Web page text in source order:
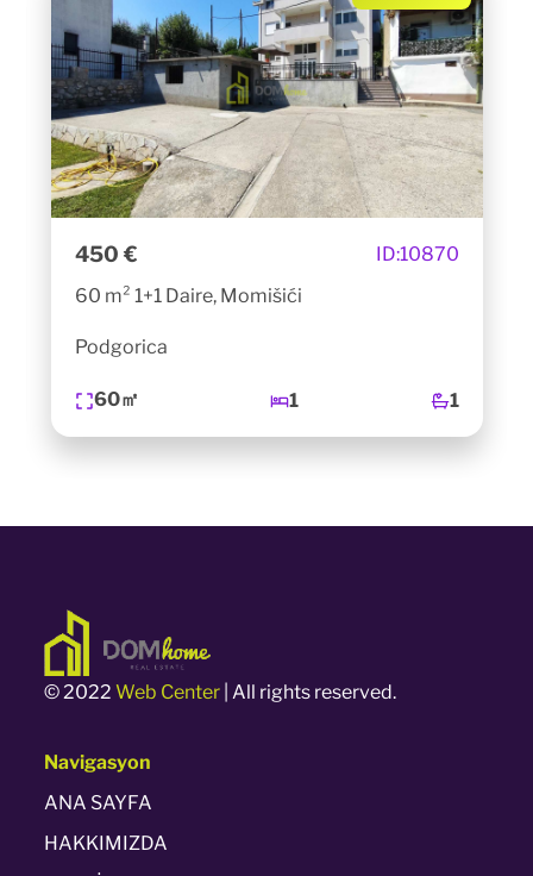
450 € ID:10870
60 m² 1+1 Daire, Momišići
Podgorica
60㎡ 1 1
© 2022Web Center | All rights reserved.
Navigasyon
ANA SAYFA
HAKKIMIZDA